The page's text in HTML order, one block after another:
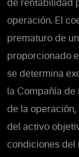
de rentabilidad
operación. El
prematuro de
proporcionado
se determina
la Compañía
de la operación,
del activo
condiciones del